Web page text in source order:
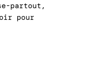
partout,
pour